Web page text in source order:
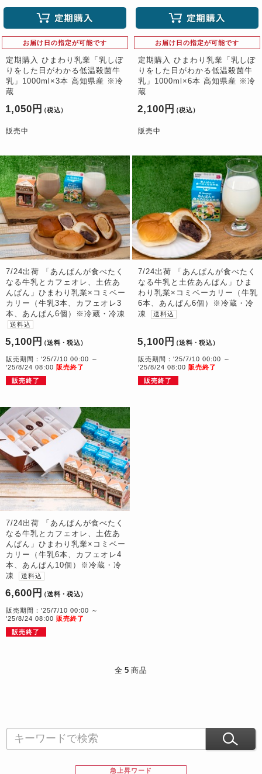
お届け日の指定が可能です
定期購入 ひまわり乳業「乳しぼ
りをした日がわかる低温殺菌牛
乳」1000ml×3本 高知県産 ※冷
蔵
1,050円 （税込）
販売中
お届け日の指定が可能です
定期購入 ひまわり乳業「乳しぼ
りをした日がわかる低温殺菌牛
乳」1000ml×6本 高知県産 ※冷
蔵
2,100円 （税込）
販売中
7/24出荷 「あんぱんが食べたく
なる牛乳とカフェオレ、土佐あ
んぱん」ひまわり乳業×コミベー
カリー（牛乳3本、カフェオレ3
本、あんぱん6個）※冷蔵・冷凍
送料込
5,100円 （送料・税込）
販売期間：'25/7/10 00:00 ～
'25/8/24 08:00 販売終了
販売終了
7/24出荷 「あんぱんが食べたく
なる牛乳と土佐あんぱん」ひま
わり乳業×コミベーカリー（牛乳
6本、あんぱん6個）※冷蔵・冷
凍
送料込
5,100円 （送料・税込）
販売期間：'25/7/10 00:00 ～
'25/8/24 08:00 販売終了
販売終了
7/24出荷 「あんぱんが食べたく
なる牛乳とカフェオレ、土佐あ
んぱん」ひまわり乳業×コミベー
カリー（牛乳6本、カフェオレ4
本、あんぱん10個）※冷蔵・冷
凍
送料込
6,600円 （送料・税込）
販売期間：'25/7/10 00:00 ～
'25/8/24 08:00 販売終了
販売終了
全 5 商品
急上昇ワード